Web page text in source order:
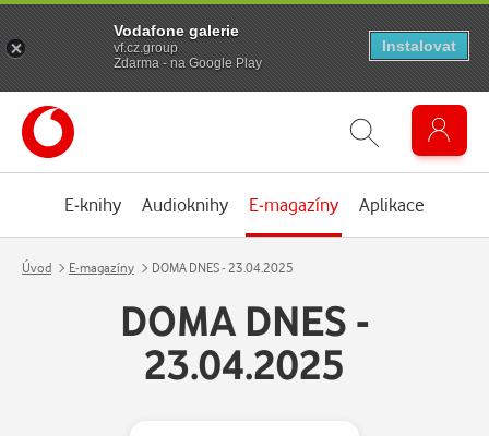
E-knihy Audioknihy E-magazíny Aplikace
Úvod E-magazíny DOMA DNES - 23.04.2025
DOMA DNES -
23.04.2025
Vodafone galerie
vf.cz.group
Zdarma - na Google Play
Instalovat